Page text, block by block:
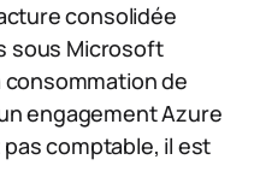
consolidée
sous Microsoft
de
engagement Azure
pas comptable, il est